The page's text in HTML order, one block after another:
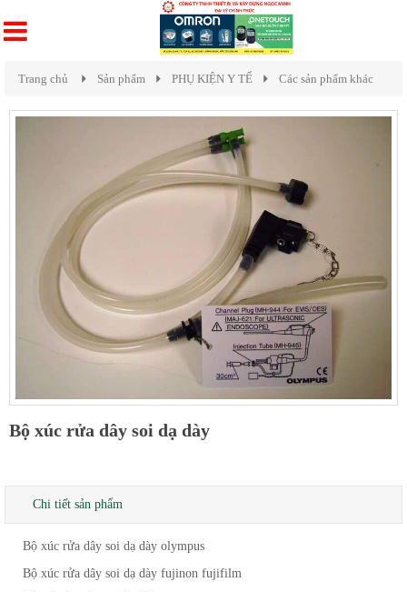
Trang chủ Sản phẩm PHỤ KIỆN Y TẾ Các sản phẩm khác
Bộ xúc rửa dây soi dạ dày
Chi tiết sản phẩm
Bộ xúc rửa dây soi dạ dày olympus
Bộ xúc rửa dây soi dạ dày fujinon fujifilm